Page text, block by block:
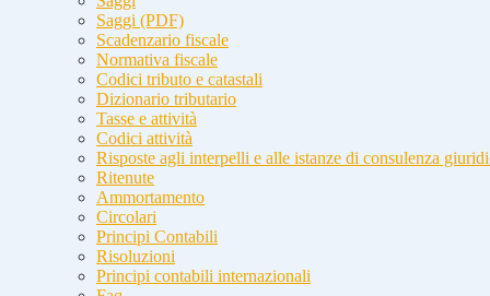
Saggi (PDF)
Scadenzario fiscale
Normativa fiscale
Codici tributo e catastali
Dizionario tributario
Tasse e attività
Codici attività
Risposte agli interpelli e alle istanze di consulenza
Ritenute
Ammortamento
Circolari
Principi Contabili
Risoluzioni
Principi contabili internazionali